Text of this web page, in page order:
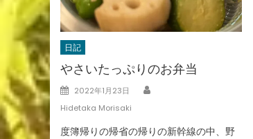
日記
やさいたっぷりのお弁当
Posted
on
2022年1月23日
Hidetaka Morisaki
度簿帰りの帰省の帰りの新幹線の中、野